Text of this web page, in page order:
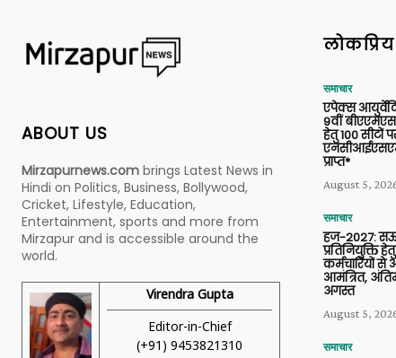
ABOUT US
Mirzapurnews.com brings Latest News in
Hindi on Politics, Business, Bollywood,
Cricket, Lifestyle, Education,
Entertainment, sports and more from
Mirzapur and is accessible around the
world.
Virendra Gupta
Editor-in-Chief
(+91) 9453821310
समाचार
एपेक्स
9वीं
हेतु 100 सीटों
प्राप्त*
August 5,
समाचार
हज-2027:
प्रतिनियुक्ति
कर्मचारियों
आमंत्रित,
अगस्त
August 5,
समाचार